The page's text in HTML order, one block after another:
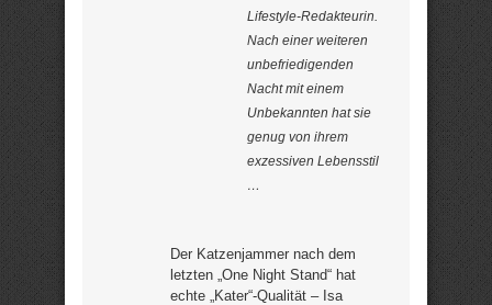
Lifestyle-Redakteurin.
Nach einer weiteren
unbefriedigenden
Nacht mit einem
Unbekannten hat sie
genug von ihrem
exzessiven Lebensstil
…
Der Katzenjammer nach dem
letzten „One Night Stand“ hat
echte „Kater“-Qualität – Isa